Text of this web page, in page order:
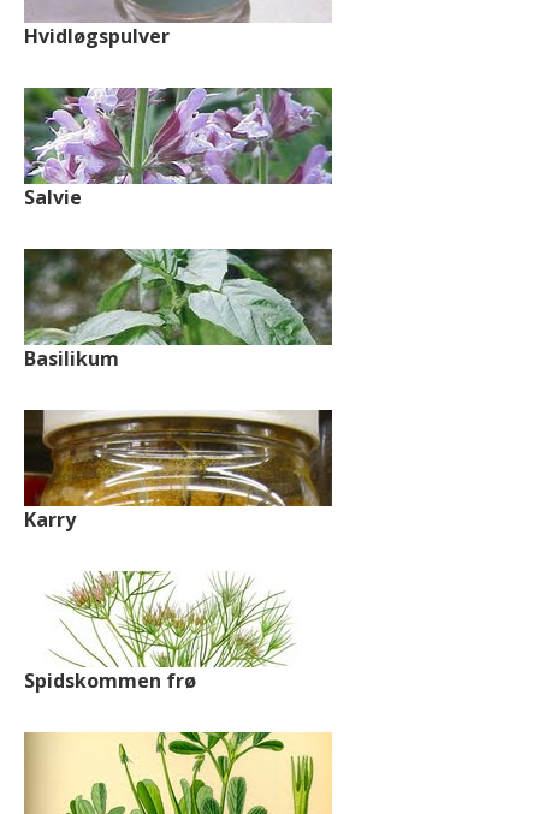
Hvidløgspulver
Salvie
Basilikum
Karry
Spidskommen frø